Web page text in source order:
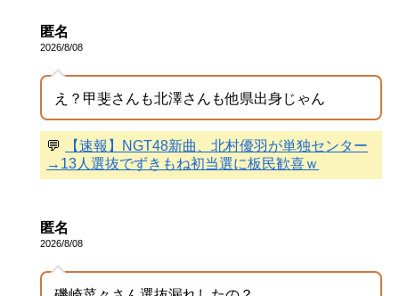
匿名
2026/8/08
え？甲斐さんも北澤さんも他県出身じゃん
💬
【速報】NGT48新曲、北村優羽が単独センター
→13人選抜でずきもね初当選に板民歓喜ｗ
匿名
2026/8/08